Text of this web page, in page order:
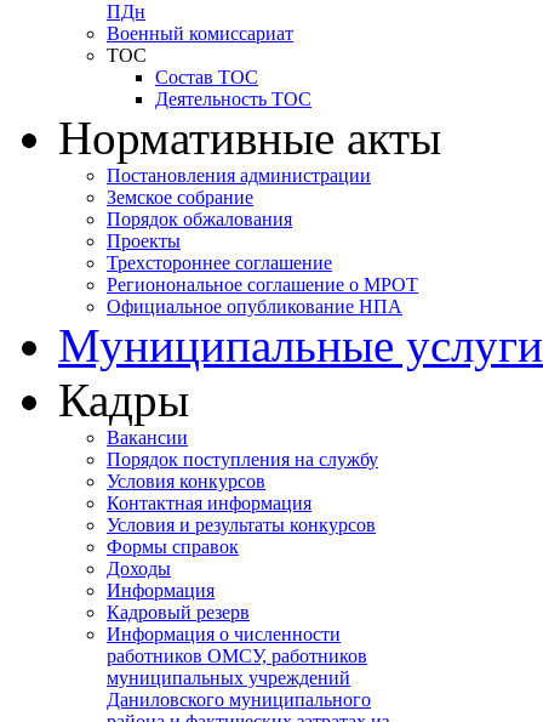
ПДн
Военный комиссариат
ТОС
Состав ТОС
Деятельность ТОС
Нормативные акты
Постановления администрации
Земское собрание
Порядок обжалования
Проекты
Трехстороннее соглашение
Регионональное соглашение о МРОТ
Официальное опубликование НПА
Муниципальные услуги
Кадры
Вакансии
Порядок поступления на службу
Условия конкурсов
Контактная информация
Условия и результаты конкурсов
Формы справок
Доходы
Информация
Кадровый резерв
Информация о численности
работников ОМСУ, работников
муниципальных учреждений
Даниловского муниципального